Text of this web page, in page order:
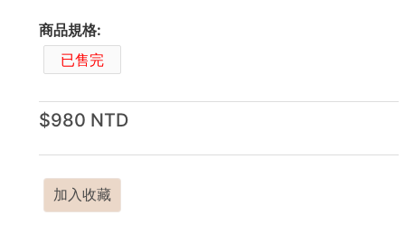
商品規格:
已售完
$980 NTD
加入收藏